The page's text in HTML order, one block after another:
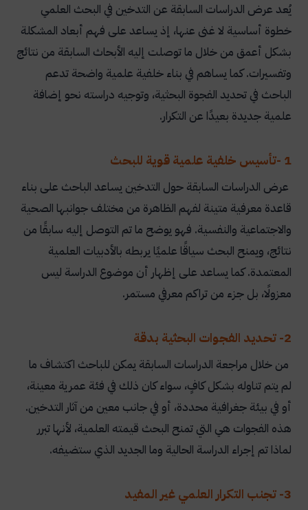
نموذج عرض الدراسات السابقة عن التدخين في البحث
العلمي
نموذج جاهز للتطبيق
نموذج بحث علمي جاهز عن التدخين
بحث كامل عن التدخين مع المراجع (doc)
بحث عن التدخين مع المقدمة والخاتمة PDF
أخطاء شائعة عند كتابة الدراسات السابقة عن التدخين
كيفية توظيف الدراسات السابقة عن التدخين في البحث
مؤسسة المنارة للإستشارات الأكاديمية تدعم الباحثين
في الدراسات السابقة
كيف يتم عرض الدراسات السابقة عن التدخين داخل
البحث؟
ما أبرز نتائج الدراسات السابقة عن التدخين؟
كيف أوظف الدراسات السابقة عن التدخين في كتابة
البحث العلمي؟
يُعد عرض الدراسات السابقة عن التدخين في البحث العلمي
خطوة أساسية لا غنى عنها، إذ يساعد على فهم أبعاد المشكلة
بشكل أعمق من خلال ما توصلت إليه الأبحاث السابقة من نتائج
وتفسيرات. كما يساهم في بناء خلفية علمية واضحة تدعم
الباحث في تحديد الفجوة البحثية، وتوجيه دراسته نحو إضافة
علمية جديدة بعيدًا عن التكرار.
1 -تأسيس خلفية علمية قوية للبحث
عرض الدراسات السابقة حول التدخين يساعد الباحث على بناء
قاعدة معرفية متينة لفهم الظاهرة من مختلف جوانبها الصحية
والاجتماعية والنفسية. فهو يوضح ما تم التوصل إليه سابقًا من
نتائج، ويمنح البحث سياقًا علميًا يربطه بالأدبيات العلمية
المعتمدة. كما يساعد على إظهار أن موضوع الدراسة ليس
معزولًا، بل جزء من تراكم معرفي مستمر.
2- تحديد الفجوات البحثية بدقة
من خلال مراجعة الدراسات السابقة يمكن للباحث اكتشاف ما
لم يتم تناوله بشكل كافٍ، سواء كان ذلك في فئة عمرية معينة،
أو في بيئة جغرافية محددة، أو في جانب معين من آثار التدخين.
هذه الفجوات هي التي تمنح البحث قيمته العلمية، لأنها تبرر
لماذا تم إجراء الدراسة الحالية وما الجديد الذي ستضيفه.
3- تجنب التكرار العلمي غير المفيد